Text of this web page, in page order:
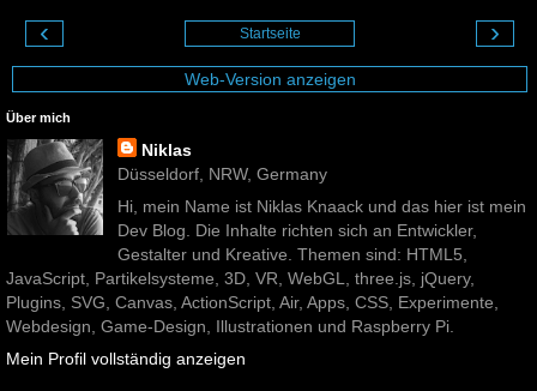
‹ ›
Startseite
Web-Version anzeigen
Über mich
Niklas
Düsseldorf, NRW, Germany
Hi, mein Name ist Niklas Knaack und das hier ist mein
Dev Blog. Die Inhalte richten sich an Entwickler,
Gestalter und Kreative. Themen sind: HTML5,
JavaScript, Partikelsysteme, 3D, VR, WebGL, three.js, jQuery,
Plugins, SVG, Canvas, ActionScript, Air, Apps, CSS, Experimente,
Webdesign, Game-Design, Illustrationen und Raspberry Pi.
Mein Profil vollständig anzeigen